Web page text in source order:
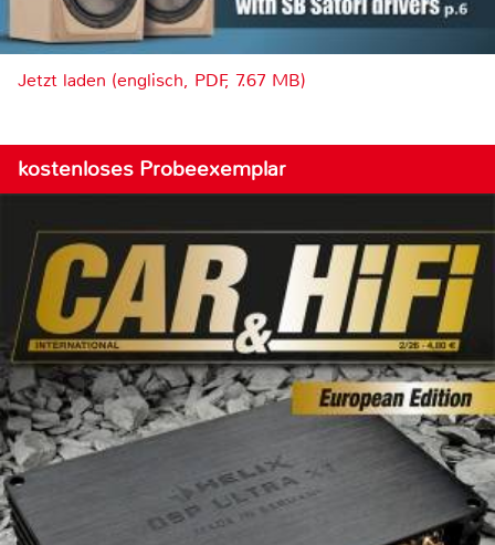
Jetzt laden (englisch, PDF, 7.67 MB)
kostenloses Probeexemplar